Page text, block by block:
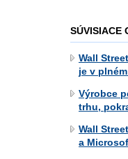
SÚVISIACE
Wall
je v
Výrobce
trhu,
Wall
a